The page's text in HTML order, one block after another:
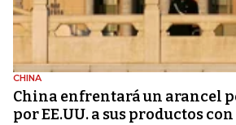
CHINA
China enfrentará un arancel
por EE.UU. a sus productos